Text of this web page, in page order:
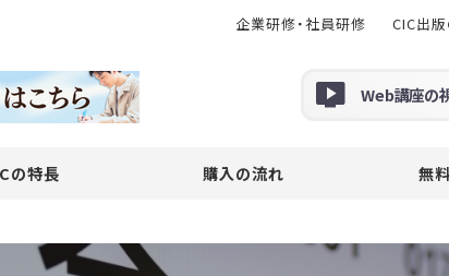
Web講座の
の特長 購入の流れ 無
企業研修・社員研修 CIC出